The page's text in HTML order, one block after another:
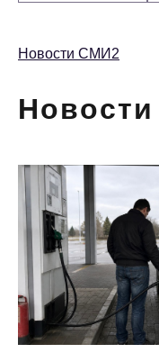
Новости СМИ2
Новости